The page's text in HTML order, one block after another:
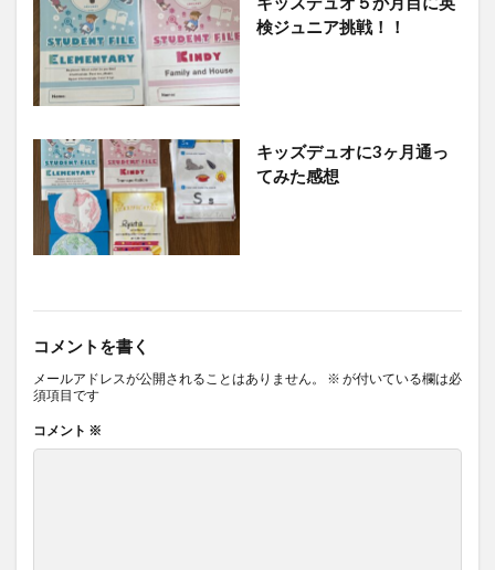
検ジュニア挑戦！！
キッズデュオに3ヶ月通っ
てみた感想
コメントを書く
メールアドレスが公開されることはありません。 ※ が付いている欄は必
須項目です
コメント ※